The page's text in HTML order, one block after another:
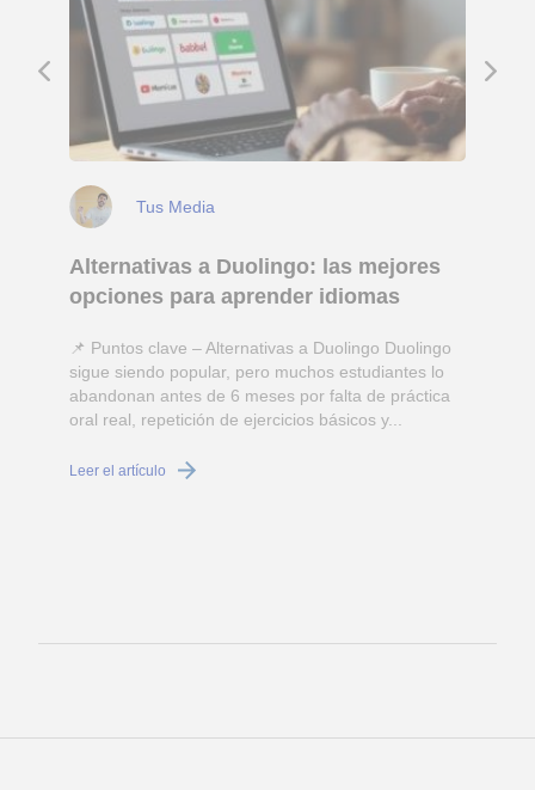
Tus Media
Alternativas a Duolingo: las mejores
opciones para aprender idiomas
📌 Puntos clave – Alternativas a Duolingo Duolingo
sigue siendo popular, pero muchos estudiantes lo
abandonan antes de 6 meses por falta de práctica
oral real, repetición de ejercicios básicos y...
Leer el artículo